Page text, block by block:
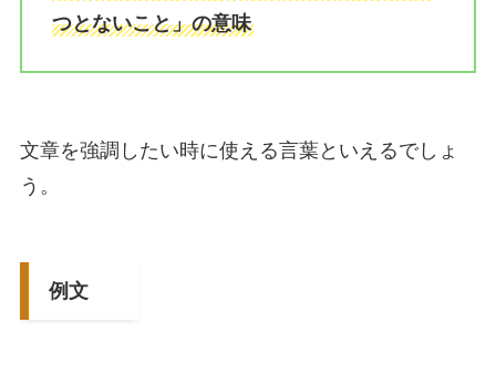
つとないこと」の意味
文章を強調したい時に使える言葉といえるでしょ
う。
例文